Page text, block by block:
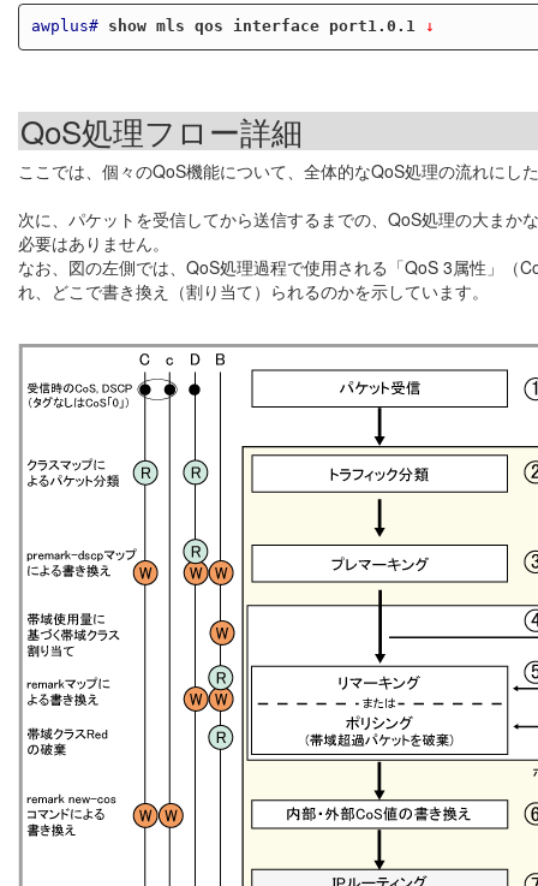
awplus# show mls qos interface port1.0.1 ↓
QoS処理フロー詳細
ここでは、個々のQoS機能について、全体的なQoS処理の流れにし
次に、パケットを受信してから送信するまでの、QoS処理の大ま
必要はありません。
なお、図の左側では、QoS処理過程で使用される「QoS 3属性」（
れ、どこで書き換え（割り当て）られるのかを示しています。